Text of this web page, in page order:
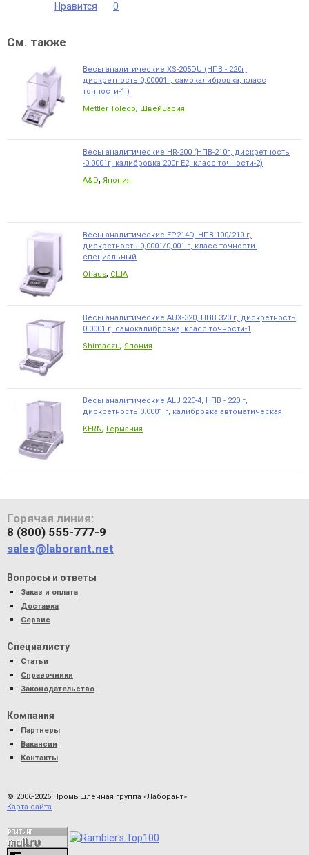
Нравится 0
См. также
Весы аналитические XS-205DU (НПВ - 220г,
дискретность 0,00001г, самокалибровка, класс
точности-1 )
Mettler Toledo, Швейцария
Весы аналитические HR-200 (НПВ-210г, дискретность
-0.0001г, калибровка 200г Е2, класс точности-2)
A&D, Япония
Весы аналитические EP214D, НПВ 100/210 г,
дискретность 0,0001/0,001 г, класс точности-
специальный
Ohaus, США
Весы аналитические AUX-320, НПВ 320 г, дискретность
0.0001 г, самокалибровка, класс точности-1
Shimadzu, Япония
Весы аналитические ALJ 220-4, НПВ - 220 г,
дискретность 0.0001 г, калибровка автоматическая
KERN, Германия
Горячая линия:
8 (800) 555-777-9
sales@laborant.net
Вопросы и ответы
Заказ и оплата
Доставка
Сервис
Специалисту
Статьи
Справочники
Законодательство
Компания
Партнеры
Вакансии
Контакты
© 2006-2026 Промышленная группа «Лаборант»
Карта сайта